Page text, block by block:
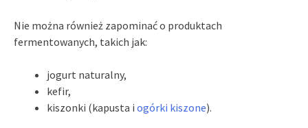
Nie można również zapominać o produktach
fermentowanych, takich jak:
jogurt naturalny,
kefir,
kiszonki (kapusta i ogórki kiszone).